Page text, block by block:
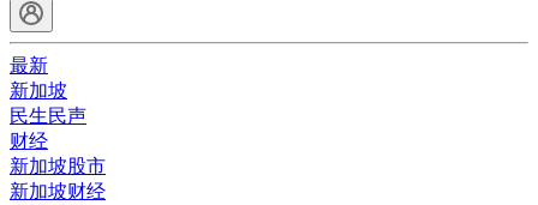
最新
新加坡
民生民声
财经
新加坡股市
新加坡财经